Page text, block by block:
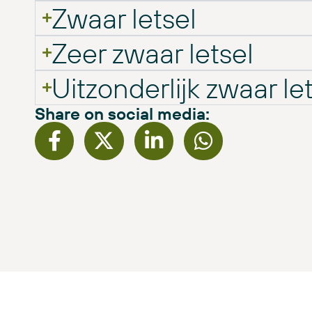
Zwaar letsel
Zeer zwaar letsel
Uitzonderlijk zwaar
Share on social media: